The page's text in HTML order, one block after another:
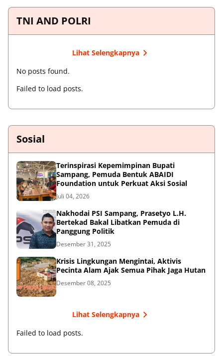
TNI AND POLRI
Lihat Selengkapnya
No posts found.
Failed to load posts.
Sosial
Terinspirasi Kepemimpinan Bupati
Sampang, Pemuda Bentuk ABAIDI
Foundation untuk Perkuat Aksi Sosial
Juli 04, 2026
Nakhodai PSI Sampang, Prasetyo L.H.
Bertekad Bakal Libatkan Pemuda di
Panggung Politik
Desember 31, 2025
Krisis Lingkungan Mengintai, Aktivis
Pecinta Alam Ajak Semua Pihak Jaga Hutan
Desember 08, 2025
Lihat Selengkapnya
Failed to load posts.